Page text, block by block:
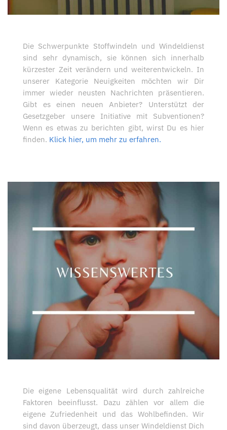
Die Schwerpunkte Stoffwindeln und Windeldienst
sind sehr dynamisch, sie können sich innerhalb
kürzester Zeit verändern und weiterentwickeln. In
unserer Kategorie Neuigkeiten möchten wir Dir
immer wieder neusten Nachrichten präsentieren.
Gibt es einen neuen Anbieter? Unterstützt der
Gesetzgeber unsere Initiative mit Subventionen?
Wenn es etwas zu berichten gibt, wirst Du es hier
finden. Klick hier, um mehr zu erfahren.
Die eigene Lebensqualität wird durch zahlreiche
Faktoren beeinflusst. Dazu zählen vor allem die
eigene Zufriedenheit und das Wohlbefinden. Wir
sind davon überzeugt, dass unser Windeldienst Dich